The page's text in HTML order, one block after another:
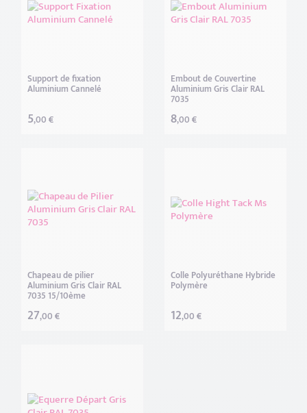
Support de fixation
Aluminium Cannelé
5,00 €
Embout de Couvertine
Aluminium Gris Clair RAL
7035
8,00 €
Chapeau de pilier
Aluminium Gris Clair RAL
7035 15/10ème
27,00 €
Colle Polyuréthane Hybride
Polymère
12,00 €